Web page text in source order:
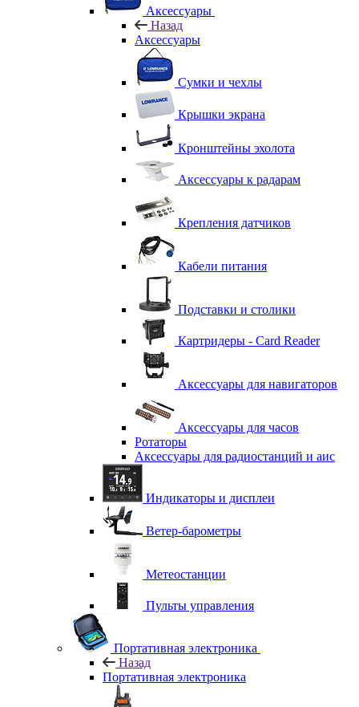
Аксессуары
Назад
Аксессуары
Сумки и чехлы
Крышки экрана
Кронштейны эхолота
Аксессуары к радарам
Крепления датчиков
Кабели питания
Подставки и столики
Картридеры - Card Reader
Аксессуары для навигаторов
Аксессуары для часов
Ротаторы
Аксессуары для радиостанций и аис
Индикаторы и дисплеи
Ветер-барометры
Метеостанции
Пульты управления
Портативная электроника
Назад
Портативная электроника